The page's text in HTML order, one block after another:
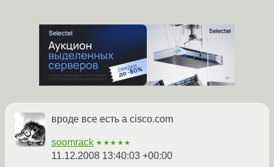
вроде все есть а cisco.com
soomrack ★★★★★
11.12.2008 13:40:03 +00:00